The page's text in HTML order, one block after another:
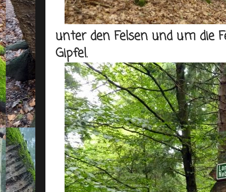
unter den Felsen und um die
Gipfel.